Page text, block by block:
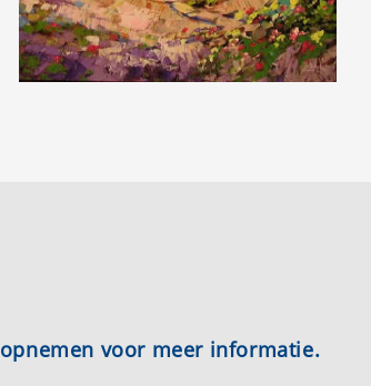
voor meer informatie.